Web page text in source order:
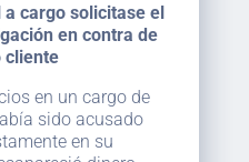
cargo solicitase el
en contra de
cliente
en un cargo de
sido acusado
en su